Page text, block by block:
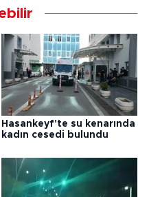
Hasankeyf'te su kenarında
kadın cesedi bulundu